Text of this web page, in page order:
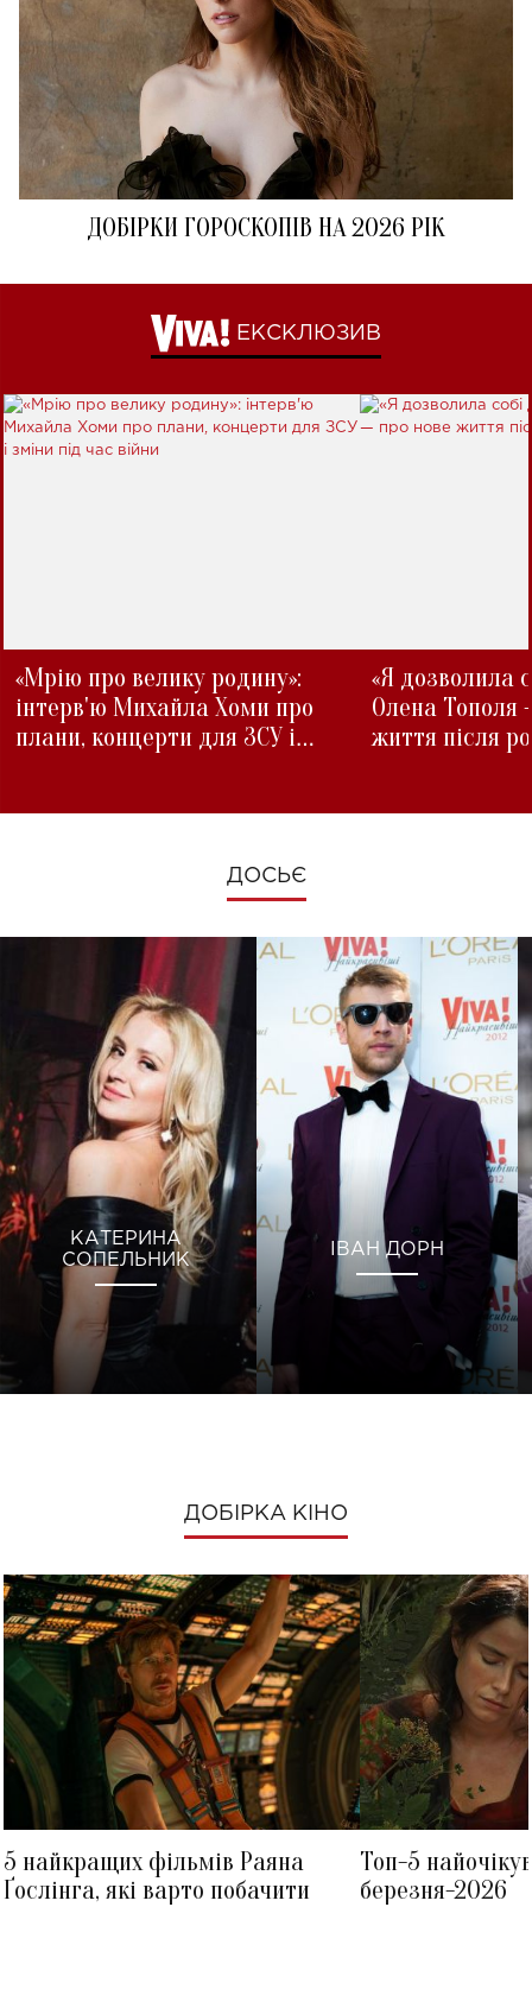
ДОБІРКИ ГОРОСКОПІВ НА 2026 РІК
ЕКСКЛЮЗИВ
«Мрію про велику родину»:
інтерв'ю Михайла Хоми про
плани, концерти для ЗСУ і
«Я дозволила
Олена Тополя
життя після
ДОСЬЄ
КАТЕРИНА
СОПЕЛЬНИК
ІВАН ДОРН
ДОБІРКА КІНО
5 найкращих фільмів Раяна
Ґослінга, які варто побачити
Топ-5
березня-2026